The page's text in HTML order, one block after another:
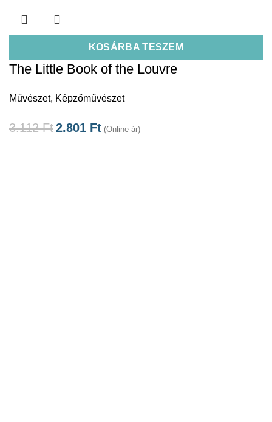
KOSÁRBA TESZEM
The Little Book of the Louvre
Művészet, Képzőművészet
3.112Ft2.801 Ft (Online ár)